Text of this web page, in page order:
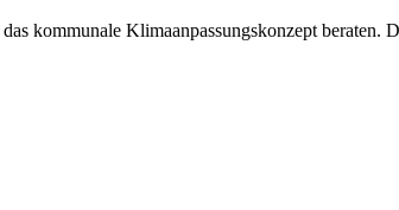
kommunale Klimaanpassungskonzept beraten.